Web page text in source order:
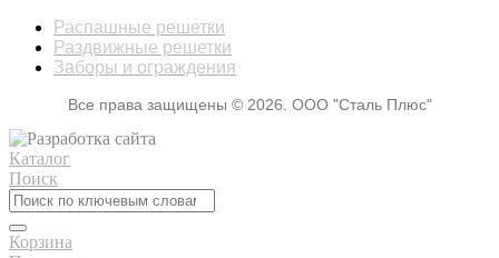
Распашные решетки
Раздвижные решетки
Заборы и ограждения
Все права защищены © 2026. ООО "Сталь Плюс"
Каталог
Поиск
Корзина